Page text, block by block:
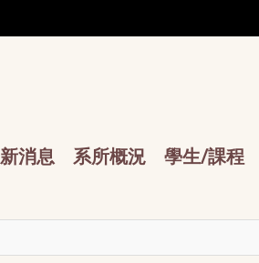
消息 系所概況 學生/課程